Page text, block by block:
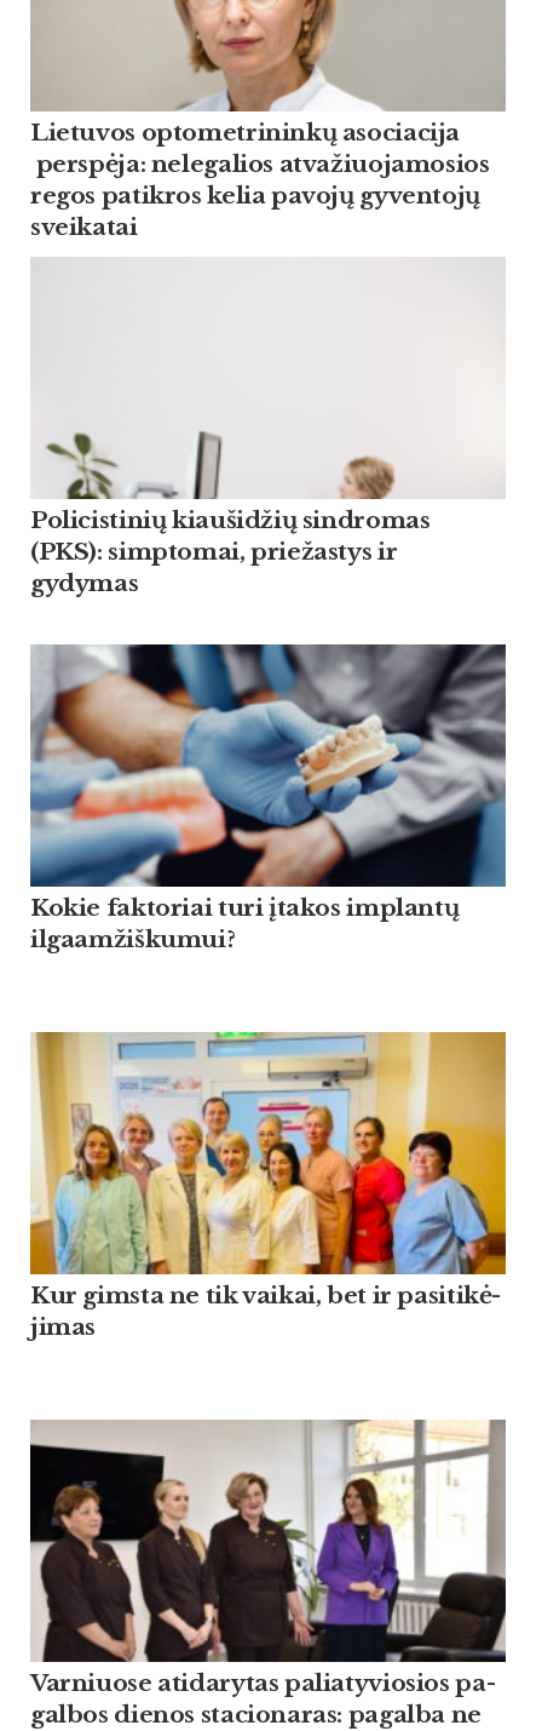
Lietuvos optometrininkų asociacija
perspėja: nelegalios atvažiuojamosios
regos patikros kelia pavojų gyventojų
sveikatai
Policistinių kiaušidžių sindromas
(PKS): simptomai, priežastys ir
gydymas
Kokie faktoriai turi įtakos implantų
ilgaamžiškumui?
Kur gims­ta ne tik vai­kai, bet ir pa­si­ti­kė­
ji­mas
Var­niuo­se ati­da­ry­tas pa­lia­ty­vio­sios pa­
gal­bos die­nos sta­cio­na­ras: pa­gal­ba ne